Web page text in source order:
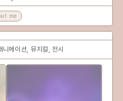
me
메이션, 뮤지컬, 전시